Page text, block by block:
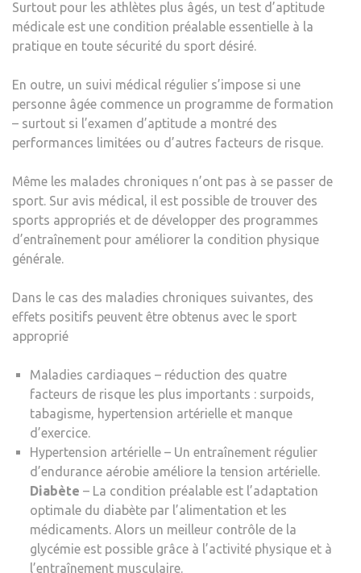
Surtout pour les athlètes plus âgés, un test d’aptitude
médicale est une condition préalable essentielle à la
pratique en toute sécurité du sport désiré.
En outre, un suivi médical régulier s’impose si une
personne âgée commence un programme de formation
– surtout si l’examen d’aptitude a montré des
performances limitées ou d’autres facteurs de risque.
Même les malades chroniques n’ont pas à se passer de
sport. Sur avis médical, il est possible de trouver des
sports appropriés et de développer des programmes
d’entraînement pour améliorer la condition physique
générale.
Dans le cas des maladies chroniques suivantes, des
effets positifs peuvent être obtenus avec le sport
approprié
Maladies cardiaques – réduction des quatre
facteurs de risque les plus importants : surpoids,
tabagisme, hypertension artérielle et manque
d’exercice.
Hypertension artérielle – Un entraînement régulier
d’endurance aérobie améliore la tension artérielle.
Diabète – La condition préalable est l’adaptation
optimale du diabète par l’alimentation et les
médicaments. Alors un meilleur contrôle de la
glycémie est possible grâce à l’activité physique et à
l’entraînement musculaire.